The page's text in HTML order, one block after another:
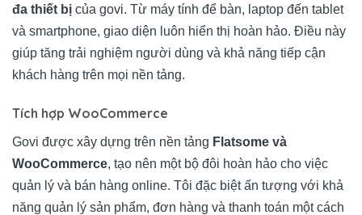
đa thiết bị của govi. Từ máy tính để bàn, laptop đến tablet
và smartphone, giao diện luôn hiển thị hoàn hảo. Điều này
giúp tăng trải nghiệm người dùng và khả năng tiếp cận
khách hàng trên mọi nền tảng.
Tích hợp WooCommerce
Govi được xây dựng trên nền tảng Flatsome và
WooCommerce, tạo nên một bộ đôi hoàn hảo cho việc
quản lý và bán hàng online. Tôi đặc biệt ấn tượng với khả
năng quản lý sản phẩm, đơn hàng và thanh toán một cách